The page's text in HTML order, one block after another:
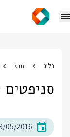
בלוג vim
סניפטים
05/2016